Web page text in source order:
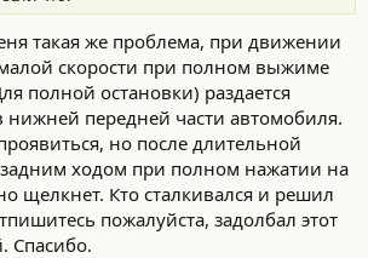
такая же проблема, при движении
скорости при полном выжиме
полной остановки) раздается
передней части автомобиля.
но после длительной
ходом при полном нажатии на
щелкнет. Кто сталкивался и решил
пожалуйста, задолбал этот
Спасибо.